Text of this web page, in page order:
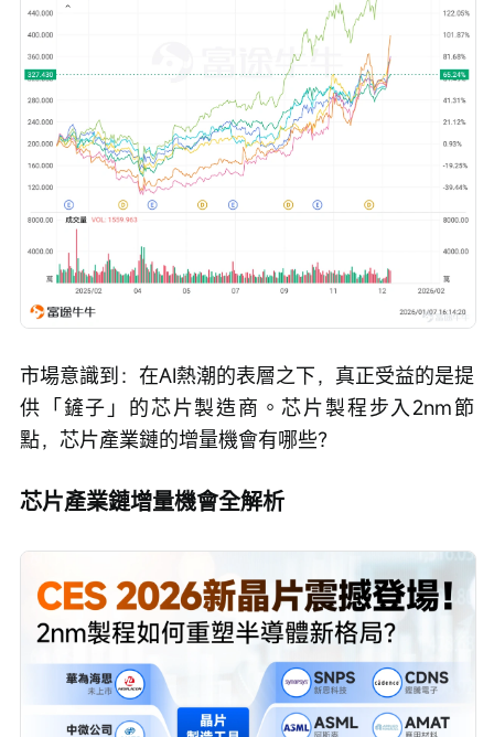
市場意識到：在AI熱潮的表層之下，真正受益的是提
供「鏟子」的芯片製造商。芯片製程步入2nm節
點，芯片產業鏈的增量機會有哪些？
芯片產業鏈增量機會全解析